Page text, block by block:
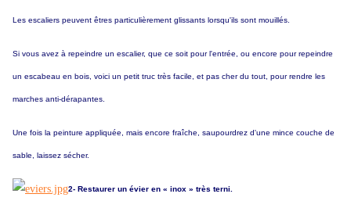
Les escaliers peuvent êtres particulièrement glissants lorsqu'ils sont mouillés.
Si vous avez à repeindre un escalier, que ce soit pour l'entrée, ou encore pour repeindre
un escabeau en bois, voici un petit truc très facile, et pas cher du tout, pour rendre les
marches anti-dérapantes.
Une fois la peinture appliquée, mais encore fraîche, saupourdrez d'une mince couche de
sable, laissez sécher.
2- Restaurer un évier en « inox » très terni.